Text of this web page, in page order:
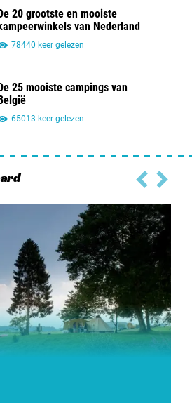
20 grootste en mooiste
van Nederland
78440 keer gelezen
25 mooiste campings van
65013 keer gelezen